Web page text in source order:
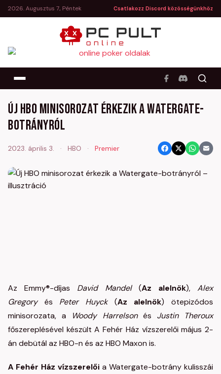
2026. Augusztus 7., Péntek Csatlakozz Discord közösségünkhöz
Új HBO minisorozat érkezik a Watergate-
botrányról
2023. április 3. · HBO · Premier
Az Emmy®-díjas David Mandel(Az alelnök),Alex
Gregoryés Peter Huyck(Az alelnök) ötepizódos
minisorozata, a
Woody Harrelsonés Justin Theroux
főszereplésével készült A Fehér Ház vízszerelői május 2-
án debütál az HBO-n és az HBO Maxon is.
A Fehér Ház vízszerelői a Watergate-botrány kulisszái